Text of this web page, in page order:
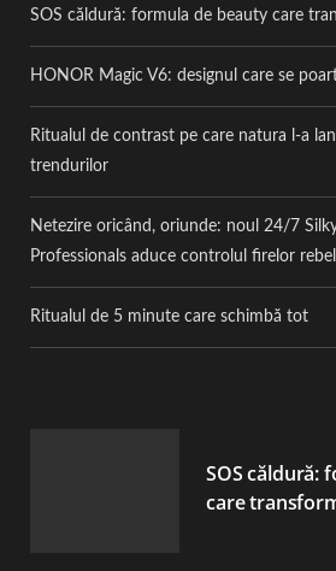
SOS căldură: formula de beauty care
HONOR Magic V6: designul care se
Ritualul de contrast pe care natura l-a
trendurilor
Netezire oricând, oriunde: noul 24/7
Professionals aduce controlul firelor
Ritualul de 5 minute care schimbă tot
SOS căldură:
care